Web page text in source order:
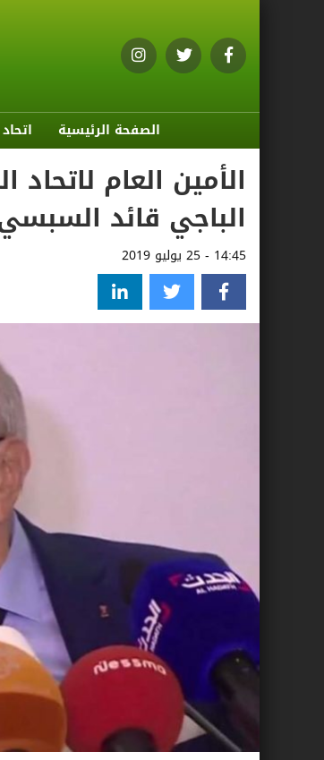
الصفحة الرئيسية
الأمين العام
الباجي قائد
14:45 - 25 يوليو 2019